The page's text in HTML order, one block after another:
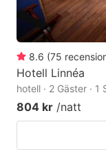
8.6 (75
Hotell Linnéa
hotell · 2 Gäster · 1
804 kr /natt